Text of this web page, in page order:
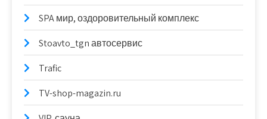
SPA мир, оздоровительный комплекс
Stoavto_tgn автосервис
Trafic
TV-shop-magazin.ru